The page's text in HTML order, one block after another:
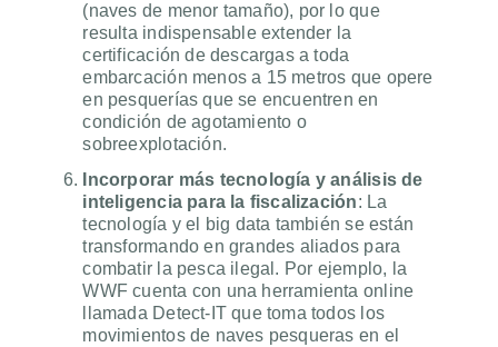
(naves de menor tamaño), por lo que
resulta indispensable extender la
certificación de descargas a toda
embarcación menos a 15 metros que opere
en pesquerías que se encuentren en
condición de agotamiento o
sobreexplotación.
Incorporar más tecnología y análisis de
inteligencia para la fiscalización: La
tecnología y el big data también se están
transformando en grandes aliados para
combatir la pesca ilegal. Por ejemplo, la
WWF cuenta con una herramienta online
llamada Detect-IT que toma todos los
movimientos de naves pesqueras en el